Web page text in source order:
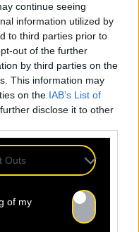
continue seeing
information utilized by
to third parties prior to
out of the further
by third parties on the
This information may
on the IAB’s List of
disclose it to other
Outs
of my